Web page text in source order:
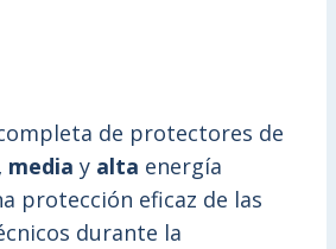
de protectores de
media y alta energía
protección eficaz de las
durante la